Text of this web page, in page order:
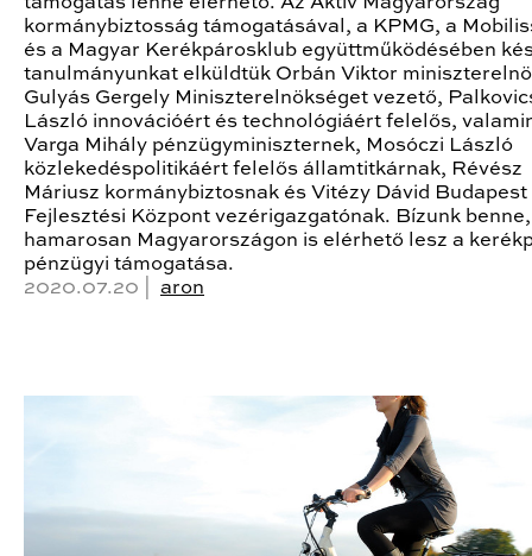
kormánybiztosság támogatásával, a KPMG, a
és a Magyar Kerékpárosklub együttműködésében
tanulmányunkat elküldtük Orbán Viktor
Gulyás Gergely Miniszterelnökséget vezető,
László innovációért és technológiáért felelős,
Varga Mihály pénzügyminiszternek, Mosóczi László
közlekedéspolitikáért felelős államtitkárnak, Révész
Máriusz kormánybiztosnak és Vitézy Dávid Budapest
Fejlesztési Központ vezérigazgatónak. Bízunk
hamarosan Magyarországon is elérhető lesz a
pénzügyi támogatása.
2020.07.20 | aron